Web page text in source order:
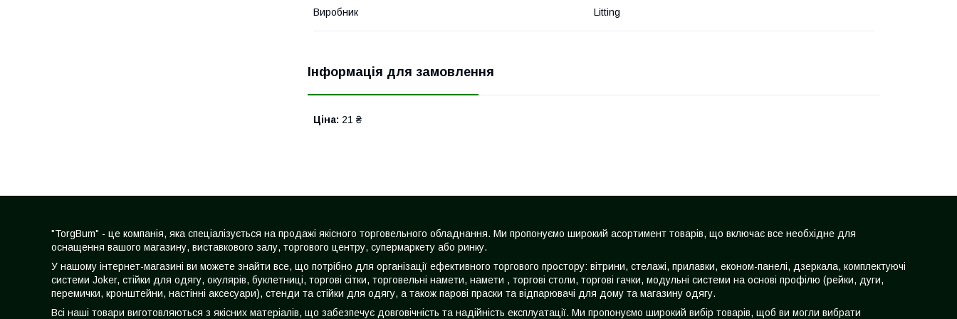
Виробник Litting
Інформація для замовлення
Ціна: 21 ₴
"TorgBum" - це компанія, яка спеціалізується на продажі якісного торговельного обладнання. Ми пропонуємо широкий асортимент товарів, що включає все необхідне для
оснащення вашого магазину, виставкового залу, торгового центру, супермаркету або ринку.
У нашому інтернет-магазині ви можете знайти все, що потрібно для організації ефективного торгового простору: вітрини, стелажі, прилавки, економ-панелі, дзеркала, комплектуючі
системи Joker, стійки для одягу, окулярів, буклетниці, торгові сітки, торговельні намети, намети , торгові столи, торгові гачки, модульні системи на основі профілю (рейки, дуги,
перемички, кронштейни, настінні аксесуари), стенди та стійки для одягу, а також парові праски та відпарювачі для дому та магазину одягу.
Всі наші товари виготовляються з якісних матеріалів, що забезпечує довговічність та надійність експлуатації. Ми пропонуємо широкий вибір товарів, щоб ви могли вибрати